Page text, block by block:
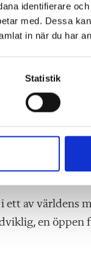
identifierare
med. Dessa
in när du har
Statistik
spanskan
inbjudan. Och
moment
och
ett av världens
en öppen